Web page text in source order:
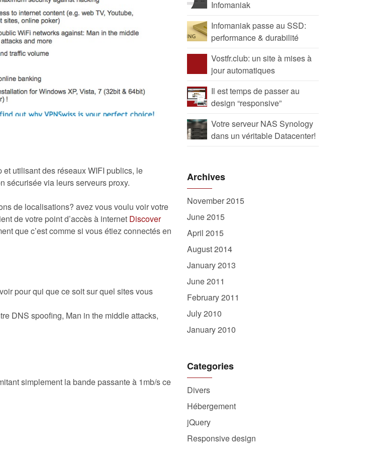
utilisant des réseaux WIFI publics, le
sécurisée via leurs serveurs proxy.
de localisations? avez vous voulu voir votre
de votre point d’accès à internet Discover
que c’est comme si vous étiez connectés en
pour qui que ce soit sur quel sites vous
DNS spoofing, Man in the middle attacks,
simplement la bande passante à 1mb/s ce
Infomaniak
Infomaniak passe au SSD:
performance & durabilité
Vostfr.club: un site à mises à
jour automatiques
Il est temps de passer au
design “responsive”
Votre serveur NAS Synology
dans un véritable Datacenter!
Archives
November 2015
June 2015
April 2015
August 2014
January 2013
June 2011
February 2011
July 2010
January 2010
Categories
Divers
Hébergement
jQuery
Responsive design